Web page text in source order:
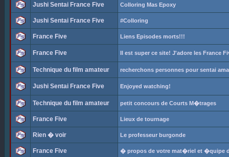
Jushi Sentai France Five Colloring Mas Epoxy
Jushi Sentai France Five #Colloring
France Five Liens Episodes morts!!!
France Five Il est super ce site! J'adore les France
Technique du film amateur recherchons personnes pour sentai
Jushi Sentai France Five Enjoyed watching!
Technique du film amateur petit concours de Courts M�trages
France Five Lieux de tournage
Rien � voir Le professeur burgonde
France Five � propos de votre mat�riel et �quipe